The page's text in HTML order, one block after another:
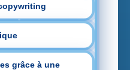
grâce à une